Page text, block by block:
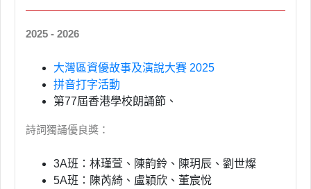
2025 - 2026
大灣區資優故事及演說大賽 2025
拼音打字活動
第77屆香港學校朗誦節、
詩詞獨誦優良獎：
3A班：林瑾萱、陳韵鈴、陳玥辰、劉世燦
5A班：陳芮綺、盧穎欣、董宸悅